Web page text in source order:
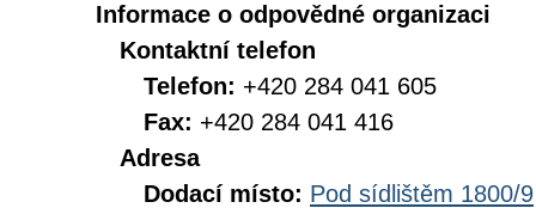
Informace o odpovědné organizaci
Kontaktní telefon
Telefon: +420 284 041 605
Fax: +420 284 041 416
Adresa
Dodací místo: Pod sídlištěm 1800/9